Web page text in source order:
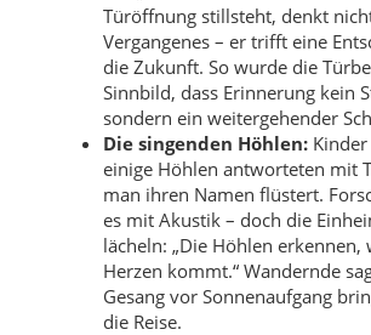
Türöffnung stillsteht, denkt
Vergangenes – er trifft eine
die Zukunft. So wurde die
Sinnbild, dass Erinnerung kein
sondern ein weitergehender
Die singenden Höhlen:
einige Höhlen antworteten mit
man ihren Namen flüstert.
es mit Akustik – doch die
lächeln: „Die Höhlen
Herzen kommt.“ Wandernde
Gesang vor Sonnenaufgang
die Reise.